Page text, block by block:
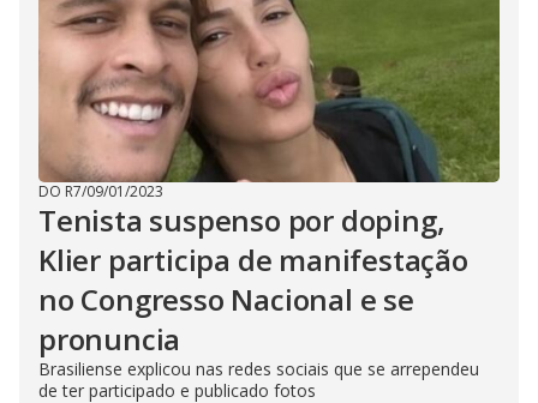
DO R7/09/01/2023
Tenista suspenso por doping,
Klier participa de manifestação
no Congresso Nacional e se
pronuncia
Brasiliense explicou nas redes sociais que se arrependeu
de ter participado e publicado fotos